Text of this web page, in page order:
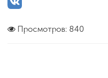
Просмотров: 840